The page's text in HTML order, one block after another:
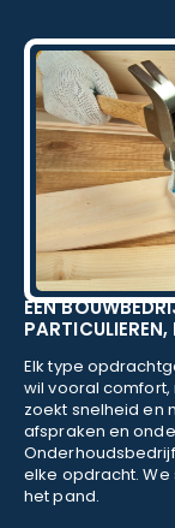
EEN
PARTICULIEREN,
Elk type
wil vooral comfort,
zoekt snelheid en
afspraken en
elke opdracht.
het pand.